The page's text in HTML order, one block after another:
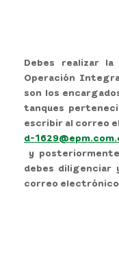
Debes realizar
Operación
son los
tanques
escribir al correo
d-
y
debes diligenciar
correo electrónico